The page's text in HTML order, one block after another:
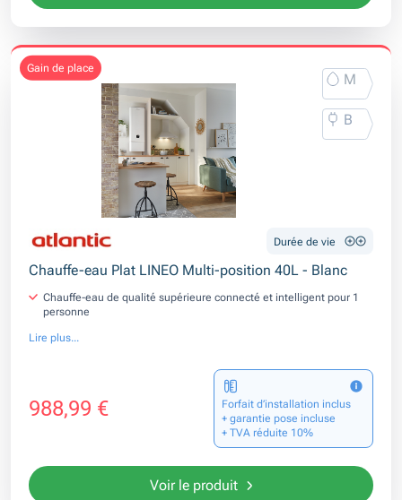
gain de place
M
B
Durée de vie
Chauffe-eau Plat LINEO Multi-position 40L - Blanc
Chauffe-eau de qualité supérieure connecté et intelligent pour 1
personne
Lire plus...
988,99 €
Forfait d’installation inclus
+ garantie pose incluse
+ TVA réduite 10%
Voir le produit